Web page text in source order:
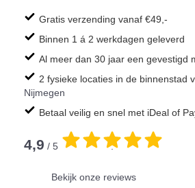
Gratis verzending vanaf €49,-
Binnen 1 á 2 werkdagen geleverd
Al meer dan 30 jaar een gevestigd
2 fysieke locaties in de binnenstad
Nijmegen
Betaal veilig en snel met iDeal of
4,9 / 5 .
Bekijk onze reviews